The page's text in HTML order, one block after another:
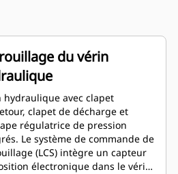
du vérin
hydraulique avec clapet
clapet de décharge et
régulatrice de pression
Le système de commande de
(LCS) intègre un capteur
électronique dans le vérin